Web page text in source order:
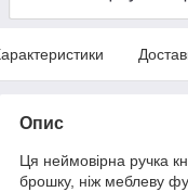
Опис
Ця неймовірна ручка
брошку, ніж меблеву